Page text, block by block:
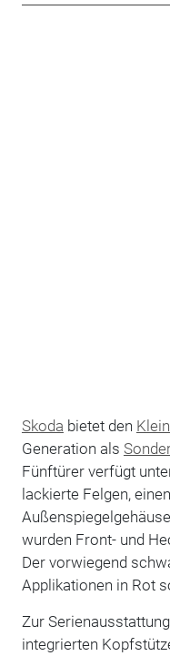
Skoda bietet den
Generation als
Fünftürer verfügt
lackierte Felgen,
wurden Front- und
Der vorwiegend
Applikationen in Rot
Zur
integrierten